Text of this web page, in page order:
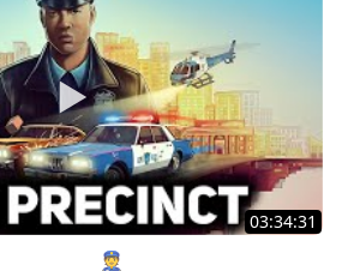
03:34:31
👮 The Precinct [PC 2025]